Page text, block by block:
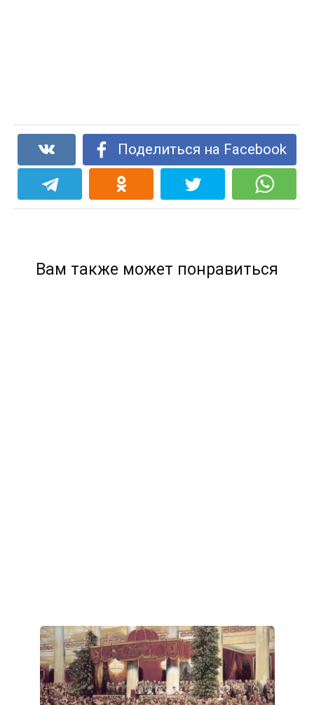
Поделиться на Facebook
Вам также может понравиться